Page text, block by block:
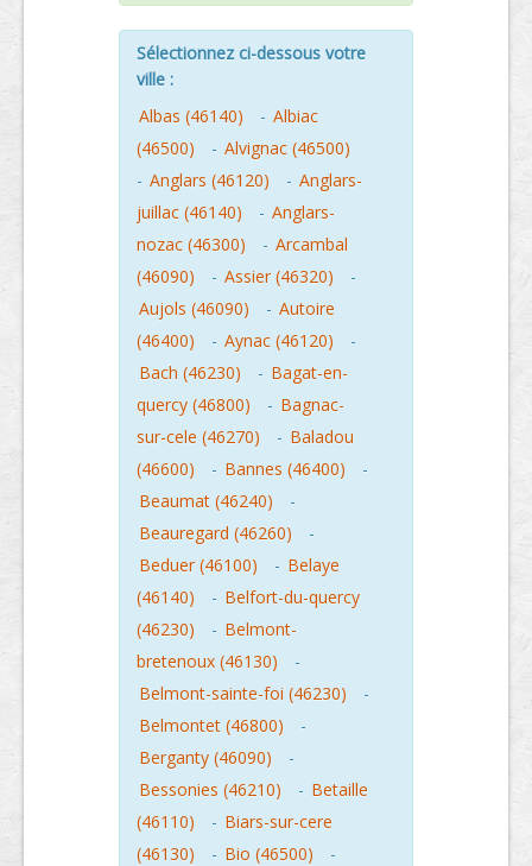
Sélectionnez ci-dessous votre
ville :
Albas (46140)
- Albiac
(46500)
- Alvignac (46500)
- Anglars (46120) - Anglars-
juillac (46140)
- Anglars-
nozac (46300)
- Arcambal
(46090)
- Assier (46320)
-
Aujols (46090)
- Autoire
(46400)
- Aynac (46120)
-
Bach (46230)
- Bagat-en-
quercy (46800)
- Bagnac-
sur-cele (46270)
- Baladou
(46600)
- Bannes (46400)
-
Beaumat (46240)
-
Beauregard (46260)
-
Beduer (46100)
- Belaye
(46140)
- Belfort-du-quercy
(46230)
- Belmont-
bretenoux (46130)
-
Belmont-sainte-foi (46230)
-
Belmontet (46800)
-
Berganty (46090)
-
Bessonies (46210)
- Betaille
(46110)
- Biars-sur-cere
(46130)
- Bio (46500)
-